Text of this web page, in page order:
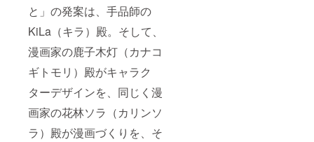
と」の発案は、手品師の
KiLa（キラ）殿。そして、
漫画家の鹿子木灯（カナコ
ギトモリ）殿がキャラク
ターデザインを、同じく漫
画家の花林ソラ（カリンソ
ラ）殿が漫画づくりを、そ